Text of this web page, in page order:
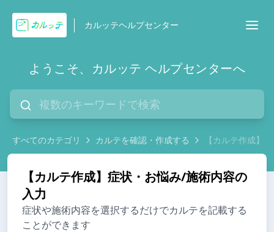
カルッテヘルプセンター
ようこそ、カルッテ ヘルプセンターへ
すべてのカテゴリ カルテを確認・作成する 【カルテ作成】
【カルテ作成】症状・お悩み/施術内容の
入力
症状や施術内容を選択するだけでカルテを記載する
ことができます